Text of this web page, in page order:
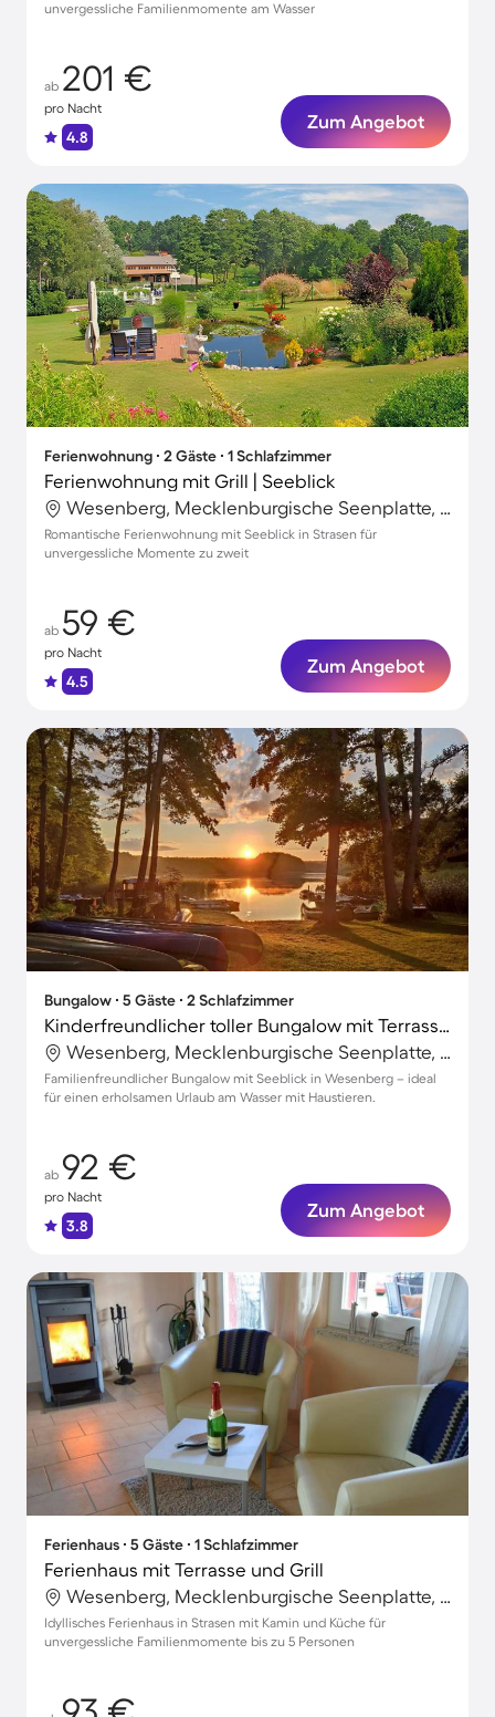
unvergessliche Familienmomente am Wasser
ab 201 €
pro Nacht
4.8
Zum Angebot
Ferienwohnung ∙ 2 Gäste ∙ 1 Schlafzimmer
Ferienwohnung mit Grill | Seeblick
Wesenberg, Mecklenburgische Seenplatte, Deutschland
Romantische Ferienwohnung mit Seeblick in Strasen für
unvergessliche Momente zu zweit
ab 59 €
pro Nacht
4.5
Zum Angebot
Bungalow ∙ 5 Gäste ∙ 2 Schlafzimmer
Kinderfreundlicher toller Bungalow mit Terrasse | Naturblick | Hunde erlaubt
Wesenberg, Mecklenburgische Seenplatte, Deutschland
Familienfreundlicher Bungalow mit Seeblick in Wesenberg – ideal
für einen erholsamen Urlaub am Wasser mit Haustieren.
ab 92 €
pro Nacht
3.8
Zum Angebot
Ferienhaus ∙ 5 Gäste ∙ 1 Schlafzimmer
Ferienhaus mit Terrasse und Grill
Wesenberg, Mecklenburgische Seenplatte, Deutschland
Idyllisches Ferienhaus in Strasen mit Kamin und Küche für
unvergessliche Familienmomente bis zu 5 Personen